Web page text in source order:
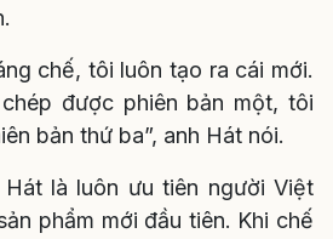
chế, tôi luôn tạo ra cái mới.
được phiên bản một, tôi
bản thứ ba”, anh Hát nói.
là luôn ưu tiên người Việt
phẩm mới đầu tiên. Khi chế